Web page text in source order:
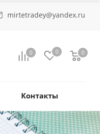
mirtetradey@yandex.ru
0 0 0
Контакты